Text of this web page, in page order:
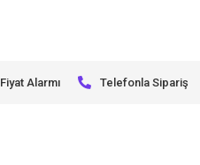
Fiyat Alarmı Telefonla Sipariş